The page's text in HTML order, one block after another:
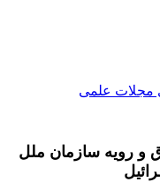
مجلات علمی
و رویه سازمان ملل